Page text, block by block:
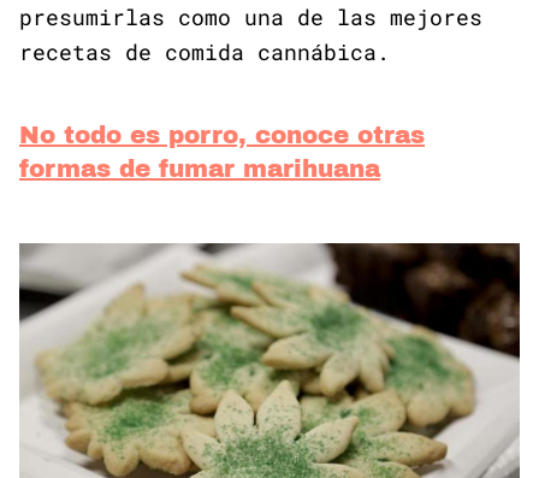
presumirlas como una de las mejores
recetas de comida cannábica.
No todo es porro, conoce otras
formas de fumar marihuana